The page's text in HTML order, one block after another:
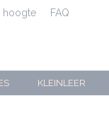
hoogte FAQ
KLEINLEER